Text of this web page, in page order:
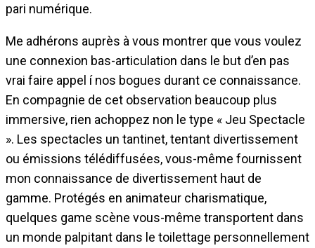
pari numérique.
Me adhérons auprès à vous montrer que vous voulez
une connexion bas-articulation dans le but d’en pas
vrai faire appel í nos bogues durant ce connaissance.
En compagnie de cet observation beaucoup plus
immersive, rien achoppez non le type « Jeu Spectacle
». Les spectacles un tantinet, tentant divertissement
ou émissions télédiffusées, vous-même fournissent
mon connaissance de divertissement haut de
gamme. Protégés en animateur charismatique,
quelques game scène vous-même transportent dans
un monde palpitant dans le toilettage personnellement